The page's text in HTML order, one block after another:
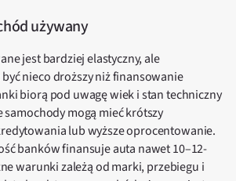
używany
jest bardziej elastyczny, ale
nieco droższy niż finansowanie
biorą pod uwagę wiek i stan techniczny
samochody mogą mieć krótszy
lub wyższe oprocentowanie.
banków finansuje auta nawet 10–12-
warunki zależą od marki, przebiegu i